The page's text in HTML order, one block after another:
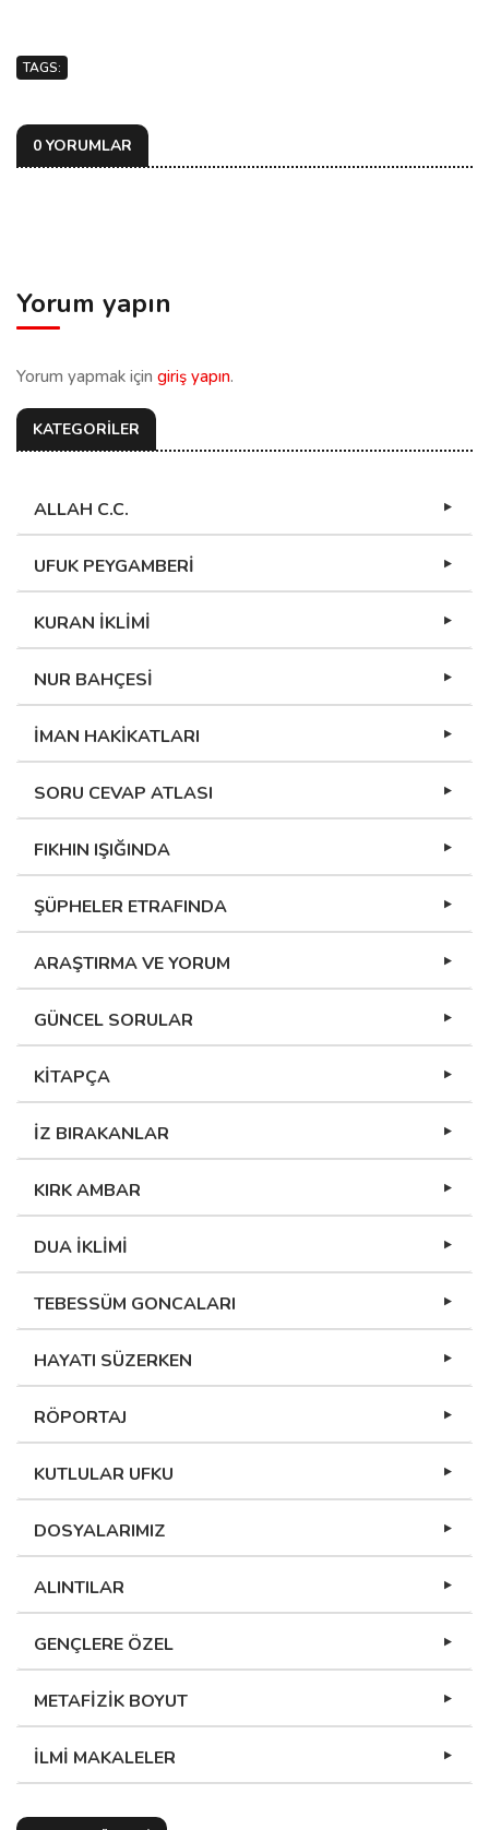
TAGS:
0 YORUMLAR
Yorum yapın
Yorum yapmak için giriş yapın.
KATEGORİLER
ALLAH C.C.
UFUK PEYGAMBERİ
KURAN İKLİMİ
NUR BAHÇESİ
İMAN HAKİKATLARI
SORU CEVAP ATLASI
FIKHIN IŞIĞINDA
ŞÜPHELER ETRAFINDA
ARAŞTIRMA VE YORUM
GÜNCEL SORULAR
KİTAPÇA
İZ BIRAKANLAR
KIRK AMBAR
DUA İKLİMİ
TEBESSÜM GONCALARI
HAYATI SÜZERKEN
RÖPORTAJ
KUTLULAR UFKU
DOSYALARIMIZ
ALINTILAR
GENÇLERE ÖZEL
METAFİZİK BOYUT
İLMİ MAKALELER